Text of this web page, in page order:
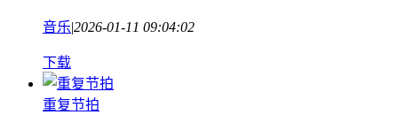
音乐|2026-01-11 09:04:02
下载
重复节拍